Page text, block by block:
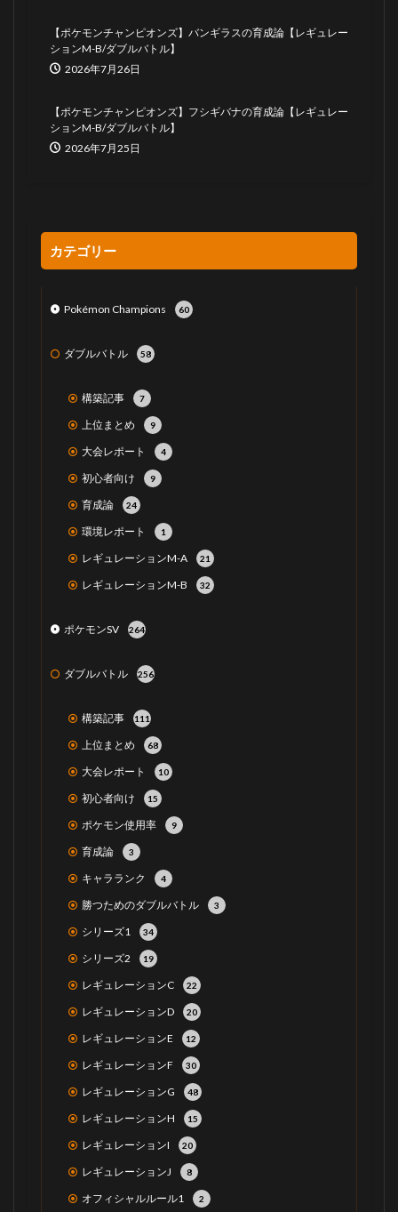
【ポケモンチャンピオンズ】バンギラスの育成論【レギュレー
ションM-B/ダブルバトル】
2026年7月26日
【ポケモンチャンピオンズ】フシギバナの育成論【レギュレー
ションM-B/ダブルバトル】
2026年7月25日
カテゴリー
Pokémon Champions 60
ダブルバトル 58
構築記事 7
上位まとめ 9
大会レポート 4
初心者向け 9
育成論 24
環境レポート 1
レギュレーションM-A 21
レギュレーションM-B 32
ポケモンSV 264
ダブルバトル 256
構築記事 111
上位まとめ 68
大会レポート 10
初心者向け 15
ポケモン使用率 9
育成論 3
キャラランク 4
勝つためのダブルバトル 3
シリーズ1 34
シリーズ2 19
レギュレーションC 22
レギュレーションD 20
レギュレーションE 12
レギュレーションF 30
レギュレーションG 48
レギュレーションH 15
レギュレーションI 20
レギュレーションJ 8
オフィシャルルール1 2